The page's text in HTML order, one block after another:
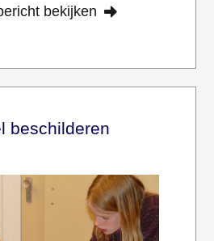
bekijken
beschilderen